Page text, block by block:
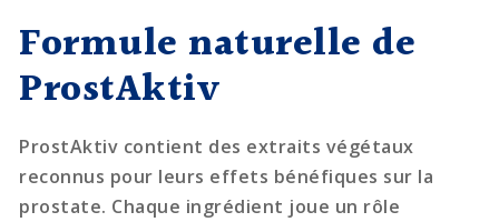
Formule naturelle de
ProstAktiv
ProstAktiv contient des extraits végétaux
reconnus pour leurs effets bénéfiques sur la
prostate. Chaque ingrédient joue un rôle